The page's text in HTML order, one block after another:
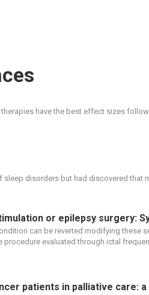
have the best effect sizes
disorders but had discovered that
or epilepsy surgery:
can be reverted modifying these
evaluated through ictal
patients in palliative care: a